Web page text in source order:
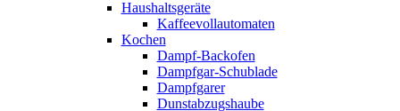
Haushaltsgeräte
Kaffeevollautomaten
Kochen
Dampf-Backofen
Dampfgar-Schublade
Dampfgarer
Dunstabzugshaube